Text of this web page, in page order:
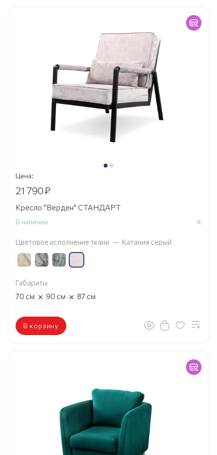
Цена:
21 790₽
Кресло "Верден" СТАНДАРТ
В наличии
Цветовое исполнение ткани — Катания серый
Габариты
70 см × 90 см × 87 см
В корзину